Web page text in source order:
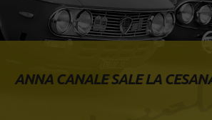
ANNA CANALE SALE LA